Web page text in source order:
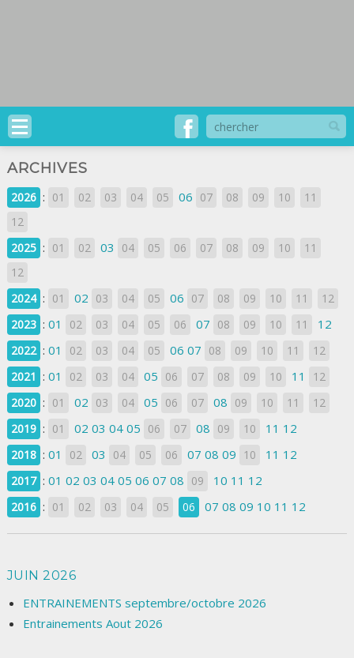
ARCHIVES
2026 : 01 02 03 04 05 06 07 08 09 10
11
12
2025 : 01 02 03 04 05 06 07 08 09 10
11
12
2024 : 01 02 03 04 05 06 07 08 09 10 11
12
2023 : 01 02 03 04 05 06 07 08 09 10 11 12
2022 : 01 02 03 04 05 06 07 08 09 10 11
12
2021 : 01 02 03 04 05 06 07 08 09 10 11
12
2020 : 01 02 03 04 05 06 07 08 09 10 11
12
2019 : 01 02 03 04 05 06 07 08 09 10 11 12
2018 : 01 02 03 04 05 06 07 08 09 10 11 12
2017 : 01 02 03 04 05 06 07 08 09 10 11 12
2016 : 01 02 03 04 05 06 07 08 09 10 11 12
JUIN 2026
ENTRAINEMENTS septembre/octobre 2026
Entrainements Aout 2026